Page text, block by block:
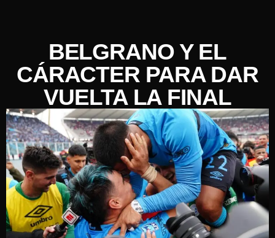
BELGRANO Y EL
CÁRACTER PARA DAR
VUELTA LA FINAL